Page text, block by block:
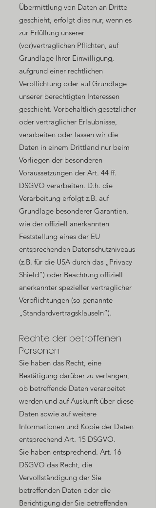
Übermittlung von Daten an Dritte
geschieht, erfolgt dies nur, wenn es
zur Erfüllung unserer
(vor)vertraglichen Pflichten, auf
Grundlage Ihrer Einwilligung,
aufgrund einer rechtlichen
Verpflichtung oder auf Grundlage
unserer berechtigten Interessen
geschieht. Vorbehaltlich gesetzlicher
oder vertraglicher Erlaubnisse,
verarbeiten oder lassen wir die
Daten in einem Drittland nur beim
Vorliegen der besonderen
Voraussetzungen der Art. 44 ff.
DSGVO verarbeiten. D.h. die
Verarbeitung erfolgt z.B. auf
Grundlage besonderer Garantien,
wie der offiziell anerkannten
Feststellung eines der EU
entsprechenden Datenschutzniveaus
(z.B. für die USA durch das „Privacy
Shield“) oder Beachtung offiziell
anerkannter spezieller vertraglicher
Verpflichtungen (so genannte
„Standardvertragsklauseln“).
Rechte der betroffenen
Personen
Sie haben das Recht, eine
Bestätigung darüber zu verlangen,
ob betreffende Daten verarbeitet
werden und auf Auskunft über diese
Daten sowie auf weitere
Informationen und Kopie der Daten
entsprechend Art. 15 DSGVO.
Sie haben entsprechend. Art. 16
DSGVO das Recht, die
Vervollständigung der Sie
betreffenden Daten oder die
Berichtigung der Sie betreffenden